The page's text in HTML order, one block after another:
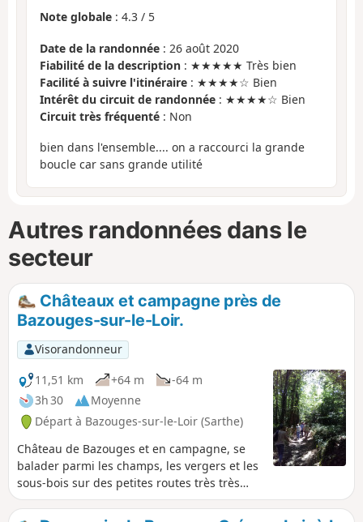
Note globale : 4.3 / 5
Date de la randonnée : 26 août 2020
Fiabilité de la description : ★★★★★ Très bien
Facilité à suivre l'itinéraire : ★★★★☆ Bien
Intérêt du circuit de randonnée : ★★★★☆ Bien
Circuit très fréquenté : Non
bien dans l'ensemble.... on a raccourci la grande
boucle car sans grande utilité
Autres randonnées dans le
secteur
Châteaux et campagne près de
Bazouges-sur-le-Loir.
Visorandonneur
11,51 km
+64 m
-64 m
3h 30
Moyenne
Départ à Bazouges-sur-le-Loir (Sarthe)
Château de Bazouges et en campagne, se
balader parmi les champs, les vergers et les
sous-bois sur des petites routes très très
peu fréquentées ou des chemins de terre.